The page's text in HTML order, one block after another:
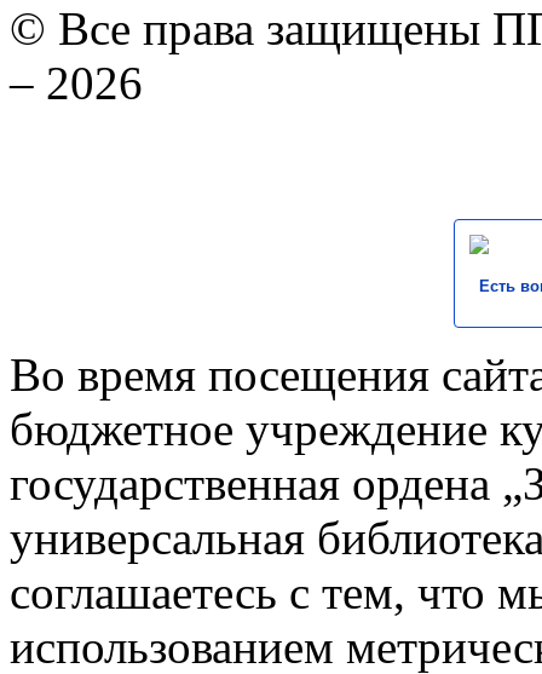
© Все права защищены
– 2026
Есть
Во время посещения
бюджетное учреждение
государственная ордена
универсальная
соглашаетесь с тем, что
использованием